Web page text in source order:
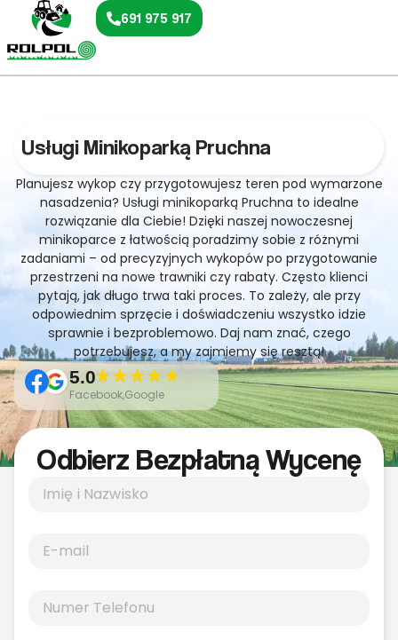
691 975 917
Usługi Minikoparką Pruchna
Planujesz wykop czy przygotowujesz teren pod wymarzone
nasadzenia? Usługi minikoparką Pruchna to idealne
rozwiązanie dla Ciebie! Dzięki naszej nowoczesnej
minikoparce z łatwością poradzimy sobie z różnymi
zadaniami – od precyzyjnych wykopów po przygotowanie
przestrzeni na nowe trawniki czy rabaty. Często klienci
pytają, jak długo trwa taki proces. To zależy, ale przy
odpowiednim sprzęcie i doświadczeniu wszystko idzie
sprawnie i bezproblemowo. Daj nam znać, czego
potrzebujesz, a my zajmiemy się resztą!
5.0
Facebook,Google
Odbierz Bezpłatną Wycenę